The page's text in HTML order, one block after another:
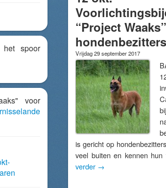
spoor
voor
“Project
hondenbezitters
Vrijdag 29 september 2017
is gericht op
veel buiten en kennen
verder →